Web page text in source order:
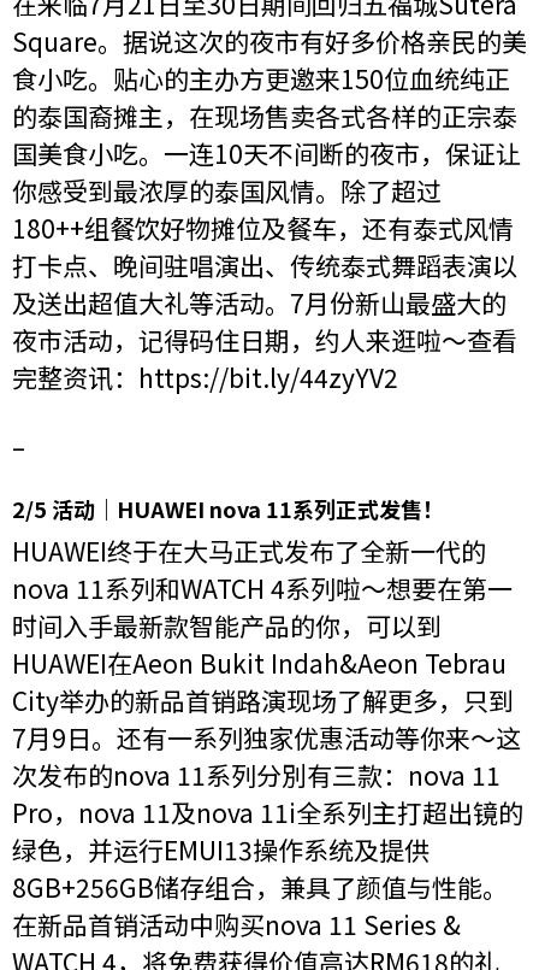
Square。据说这次的夜市有好多价格亲民的美
食小吃。贴心的主办方更邀来150位血统纯正
的泰国裔摊主，在现场售卖各式各样的正宗泰
国美食小吃。一连10天不间断的夜市，保证让
你感受到最浓厚的泰国风情。除了超过
180++组餐饮好物摊位及餐车，还有泰式风情
打卡点、晚间驻唱演出、传统泰式舞蹈表演以
及送出超值大礼等活动。7月份新山最盛大的
夜市活动，记得码住日期，约人来逛啦～查看
完整资讯： https://bit.ly/44zyYV2
–
2/5 活动｜HUAWEI nova 11系列正式发售！
HUAWEI终于在大马正式发布了全新一代的
nova 11系列和WATCH 4系列啦～想要在第一
时间入手最新款智能产品的你，可以到
HUAWEI在Aeon Bukit Indah&Aeon Tebrau
City举办的新品首销路演现场了解更多，只到
7月9日。还有一系列独家优惠活动等你来～这
次发布的nova 11系列分別有三款：nova 11
Pro，nova 11及nova 11i全系列主打超出镜的
绿色，并运行EMUI13操作系统及提供
8GB+256GB储存组合，兼具了颜值与性能。
在新品首销活动中购买nova 11 Series &
WATCH 4，将免费获得价值高达RM618的礼